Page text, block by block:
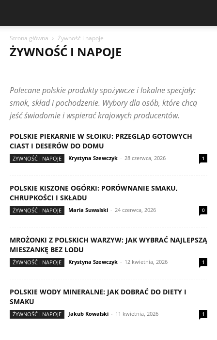
Strona główna Żywność i napoje
ŻYWNOŚĆ I NAPOJE
MODA I DODATKI
PORÓWNANIA ZAKUPOWE
RANKINGI PRODUKTÓW
RECENZJE MAREK
TEKSTY CZYTELNIKÓW
ŻYWNOŚĆ I NAPOJE
Polecane polskie produkty spożywcze i lokalne specjały:
smak, skład i pochodzenie. Wybory dla osób, które chcą
jeść świadomie i wspierać krajowych producentów.
POLSKIE PIEKARNIE W SŁOIKU: PRZEGLĄD GOTOWYCH
CIAST I DESERÓW DO DOMU
ŻYWNOŚĆ I NAPOJE Krystyna Szewczyk - 28 czerwca, 2026 1
POLSKIE KISZONE OGÓRKI: PORÓWNANIE SMAKU,
CHRUPKOŚCI I SKŁADU
ŻYWNOŚĆ I NAPOJE Maria Suwalski - 24 czerwca, 2026 0
MROŻONKI Z POLSKICH WARZYW: JAK WYBRAĆ NAJLEPSZĄ
MIESZANKĘ BEZ LODU
ŻYWNOŚĆ I NAPOJE Krystyna Szewczyk - 12 kwietnia, 2026 1
POLSKIE WODY MINERALNE: JAK DOBRAĆ DO DIETY I
SMAKU
ŻYWNOŚĆ I NAPOJE Jakub Kowalski - 11 kwietnia, 2026 1